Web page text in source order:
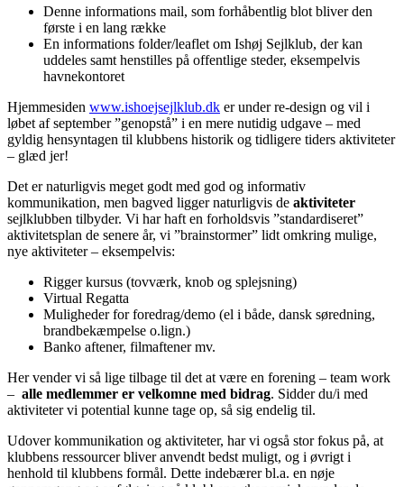
Denne informations mail, som forhåbentlig blot bliver den
første i en lang række
En informations folder/leaflet om Ishøj Sejlklub, der kan
uddeles samt henstilles på offentlige steder, eksempelvis
havnekontoret
Hjemmesiden www.ishoejsejlklub.dk er under re-design og vil i
løbet af september ”genopstå” i en mere nutidig udgave – med
gyldig hensyntagen til klubbens historik og tidligere tiders aktiviteter
– glæd jer!
Det er naturligvis meget godt med god og informativ
kommunikation, men bagved ligger naturligvis de aktiviteter
sejlklubben tilbyder. Vi har haft en forholdsvis ”standardiseret”
aktivitetsplan de senere år, vi ”brainstormer” lidt omkring mulige,
nye aktiviteter – eksempelvis:
Rigger kursus (tovværk, knob og splejsning)
Virtual Regatta
Muligheder for foredrag/demo (el i både, dansk søredning,
brandbekæmpelse o.lign.)
Banko aftener, filmaftener mv.
Her vender vi så lige tilbage til det at være en forening – team work
– alle medlemmer er velkomne med bidrag. Sidder du/i med
aktiviteter vi potential kunne tage op, så sig endelig til.
Udover kommunikation og aktiviteter, har vi også stor fokus på, at
klubbens ressourcer bliver anvendt bedst muligt, og i øvrigt i
henhold til klubbens formål. Dette indebærer bl.a. en nøje